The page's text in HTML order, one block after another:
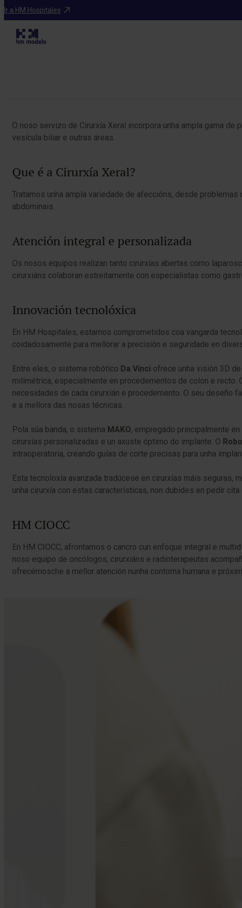
Ir a HM Hospitales
Especialidades
O noso servizo de Cirurxía Xeral incorpora unha ampla gama
vesícula biliar e outras áreas.
Que é a Cirurxía Xeral?
Tratamos unha ampla variedade de afeccións, desde
abdominais.
Atención integral e personalizada
Os nosos equipos realizan tanto cirurxías abertas como
cirurxiáns colaboran estreitamente con especialistas como
Innovación tecnolóxica
En HM Hospitales, estamos comprometidos coa vangarda
coidadosamente para mellorar a precisión e seguridade en
Entre eles, o sistema robótico Da Vinci ofrece unha visión 3D
milimétrica, especialmente en procedementos de colon e recto.
necesidades de cada cirurxián e procedemento. O seu deseño
e a mellora das nosas técnicas.
Pola súa banda, o sistema MAKO, empregado principalmente
cirurxías personalizadas e un axuste óptimo do implante. O
intraoperatoria, creando guías de corte precisas para unha
Esta tecnoloxía avanzada tradúcese en cirurxías máis
unha cirurxía con estas características, non dubides en pedir
HM CIOCC
En HM CIOCC, afrontamos o cancro cun enfoque integral e
noso equipo de oncólogos, cirurxiáns e radioterapeutas
ofrecémosche a mellor atención nunha contorna humana e